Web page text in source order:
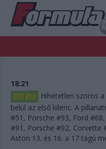
FORMULA
NEMZETKÖZI
RETRO
PODCAST
LIVE
DIGITÁLIS MAGAZIN
18:21
Hihetetlen szoros
belül az első kilenc. A
#51, Porsche #93, Ford
#91, Porsche #92, Corvette
Aston 13. és 16. a 17 tagú